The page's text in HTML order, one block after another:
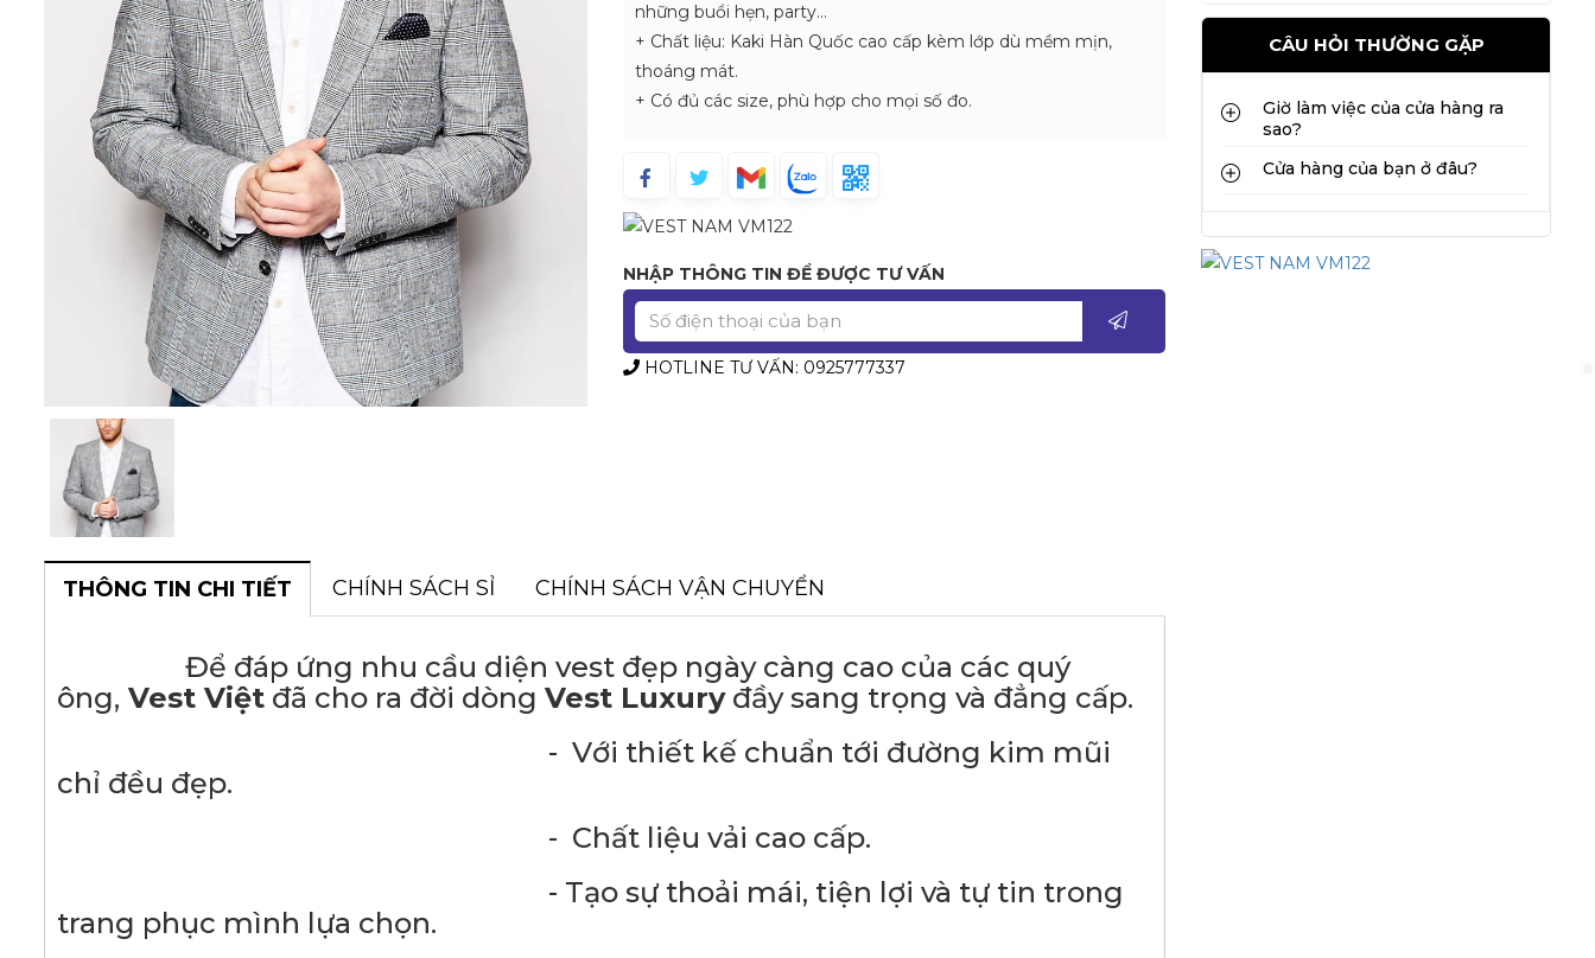
những buổi hẹn, party…
+ Chất liệu: Kaki Hàn Quốc cao cấp kèm lớp dù mềm mịn,
thoáng mát.
+ Có đủ các size, phù hợp cho mọi số đo.
NHẬP THÔNG TIN ĐỂ ĐƯỢC TƯ VẤN
HOTLINE TƯ VẤN: 0925777337
THÔNG TIN CHI TIẾT CHÍNH SÁCH SỈ CHÍNH SÁCH VẬN CHUYỂN
Để đáp ứng nhu cầu diện vest đẹp ngày càng cao của các quý
ông, Vest Việt đã cho ra đời dòng Vest Luxuryđầy sang trọng và đẳng cấp.
- Với thiết kế chuẩn tới đường kim mũi
chỉ đều đẹp.
- Chất liệu vải cao cấp.
- Tạo sự thoải mái, tiện lợi và tự tin trong
trang phục mình lựa chọn.
CÂU HỎI THƯỜNG GẶP
Giờ làm việc của cửa hàng ra
sao?
Cửa hàng của bạn ở đâu?